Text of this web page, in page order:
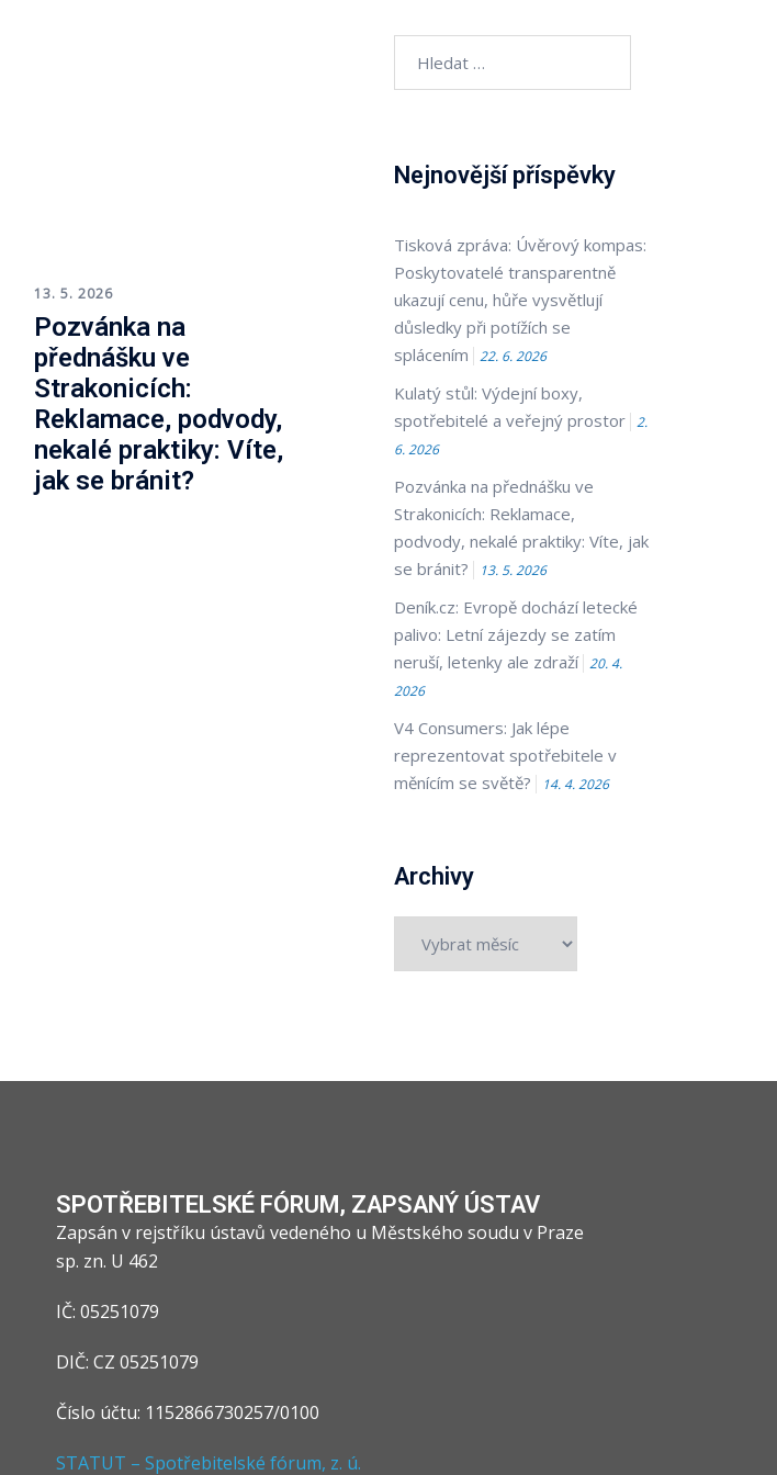
13. 5. 2026
Pozvánka na
přednášku ve
Strakonicích:
Reklamace, podvody,
nekalé praktiky: Víte,
jak se bránit?
Nejnovější příspěvky
Tisková zpráva: Úvěrový kompas:
Poskytovatelé transparentně
ukazují cenu, hůře vysvětlují
důsledky při potížích se
splácením
22. 6. 2026
Kulatý stůl: Výdejní boxy,
spotřebitelé a veřejný prostor
2.
6. 2026
Pozvánka na přednášku ve
Strakonicích: Reklamace,
podvody, nekalé praktiky: Víte, jak
se bránit?
13. 5. 2026
Deník.cz: Evropě dochází letecké
palivo: Letní zájezdy se zatím
neruší, letenky ale zdraží
20. 4.
2026
V4 Consumers: Jak lépe
reprezentovat spotřebitele v
měnícím se světě?
14. 4. 2026
Archivy
SPOTŘEBITELSKÉ FÓRUM, ZAPSANÝ ÚSTAV
Zapsán v rejstříku ústavů vedeného u Městského soudu v Praze
sp. zn. U 462
IČ: 05251079
DIČ: CZ 05251079
Číslo účtu: 1152866730257/0100
STATUT – Spotřebitelské fórum, z. ú.